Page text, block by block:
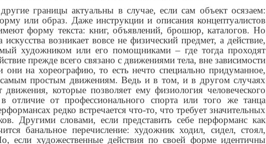
границы актуальны в случае, если сам объект осязаем:
или образ. Даже инструкции и описания концептуалистов
форму текста: книг, объявлений, брошюр, каталогов. Но
искусства возникает вовсе не физический предмет, а действие,
художником или его помощниками – где тогда проходят
прежде всего связано с движениями тела, вне зависимости
они на хореографию, то есть нечто специально придуманное,
самым простым движениям. Ведь и в том, и в другом случаях
движения, которые позволяет ему физиология человеческого
отличие от профессионального спорта или того же танца
редко встречается что-то, что требует значительных
Другими словами, если представить себе перформанс как
банальное перечисление: художник ходил, сидел, стоял,
если художественные действия по своей форме идентичны